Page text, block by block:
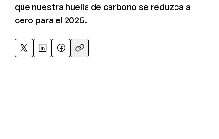
que nuestra huella de carbono se reduzca a
cero para el 2025.